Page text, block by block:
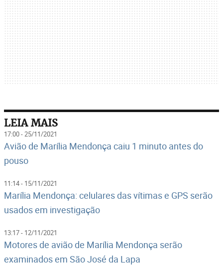
LEIA MAIS
17:00 - 25/11/2021
Avião de Marília Mendonça caiu 1 minuto antes do
pouso
11:14 - 15/11/2021
Marília Mendonça: celulares das vítimas e GPS serão
usados em investigação
13:17 - 12/11/2021
Motores de avião de Marília Mendonça serão
examinados em São José da Lapa